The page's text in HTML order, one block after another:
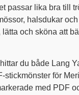
passar lika bra till
halsdukar
och sköna att
hittar du både Lang
stickmönster för
med PDF